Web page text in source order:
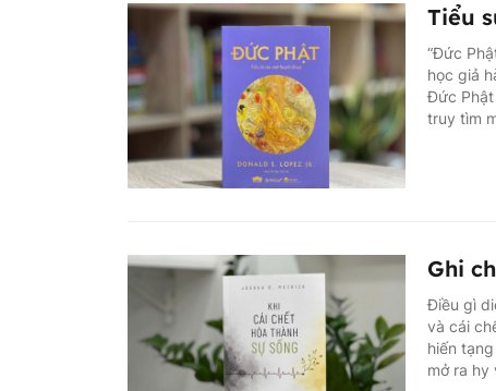
Tiểu
“Đức
học giả
Đức
truy tìm
Ghi
Điều gì
và cái
hiến
mở ra hy